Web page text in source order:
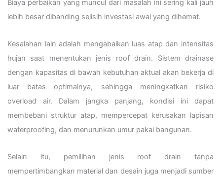
Biaya perbaikan yang muncul dari masalah ini sering kali jauh
lebih besar dibanding selisih investasi awal yang dihemat.
Kesalahan lain adalah mengabaikan luas atap dan intensitas
hujan saat menentukan jenis roof drain. Sistem drainase
dengan kapasitas di bawah kebutuhan aktual akan bekerja di
luar batas optimalnya, sehingga meningkatkan risiko
overload air. Dalam jangka panjang, kondisi ini dapat
membebani struktur atap, mempercepat kerusakan lapisan
waterproofing, dan menurunkan umur pakai bangunan.
Selain itu, pemilihan jenis roof drain tanpa
mempertimbangkan material dan desain juga menjadi sumber